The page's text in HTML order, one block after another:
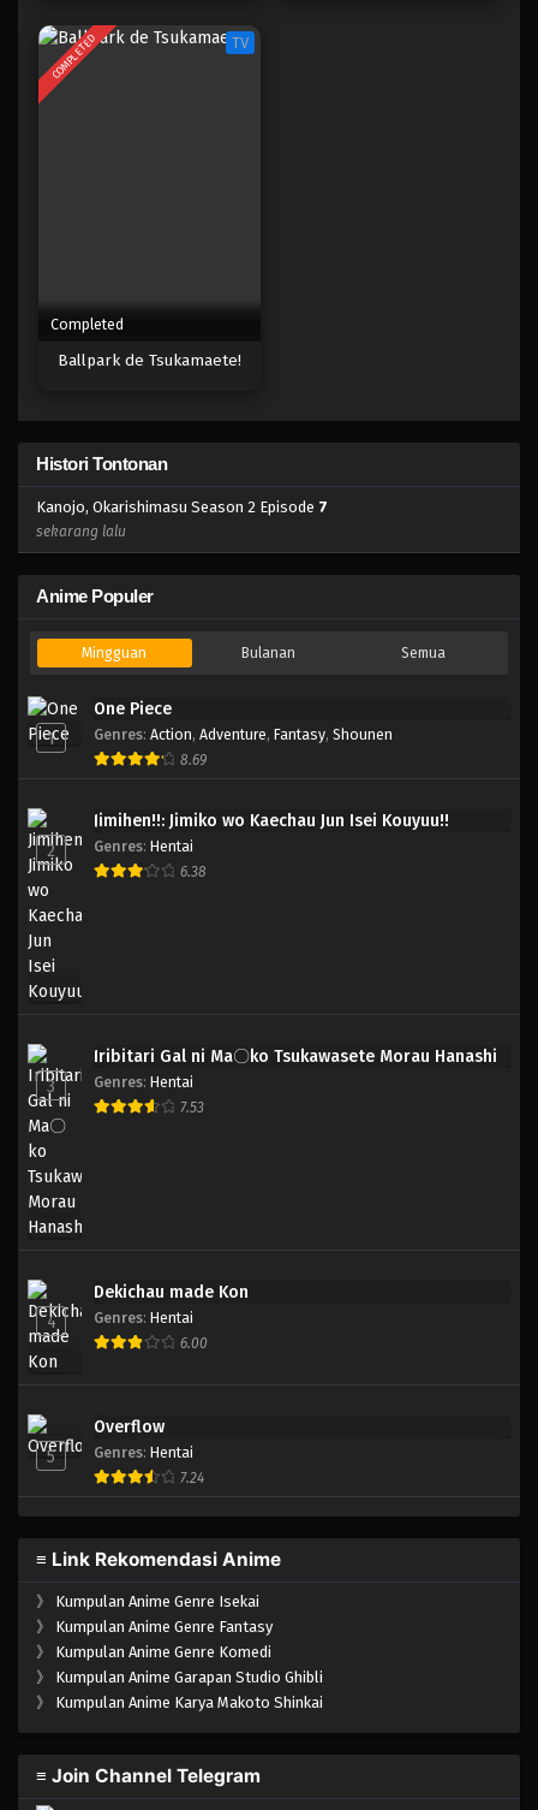
COMPLETED TV
Completed
Ballpark de Tsukamaete!
Histori Tontonan
Kanojo, Okarishimasu Season 2 Episode 7
sekarang lalu
Anime Populer
Mingguan Bulanan Semua
1
One Piece
Genres: Action, Adventure, Fantasy, Shounen
8.69
2
Jimihen!!: Jimiko wo Kaechau Jun Isei Kouyuu!!
Genres: Hentai
6.38
3
Iribitari Gal ni Ma〇ko Tsukawasete Morau Hanashi
Genres: Hentai
7.53
4
Dekichau made Kon
Genres: Hentai
6.00
5
Overflow
Genres: Hentai
7.24
≡ Link Rekomendasi Anime
》 Kumpulan Anime Genre Isekai
》 Kumpulan Anime Genre Fantasy
》 Kumpulan Anime Genre Komedi
》 Kumpulan Anime Garapan Studio Ghibli
》 Kumpulan Anime Karya Makoto Shinkai
≡ Join Channel Telegram